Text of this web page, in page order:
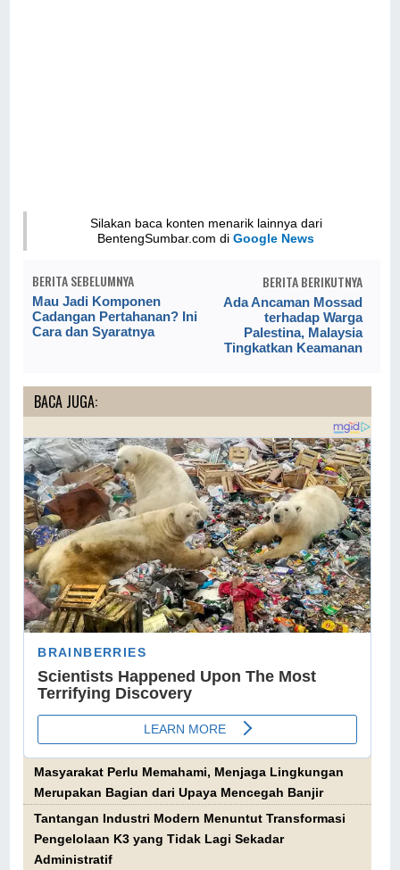
Silakan baca konten menarik lainnya dari
BentengSumbar.com diGoogle News
BERITA SEBELUMNYA
Mau Jadi Komponen
Cadangan Pertahanan? Ini
Cara dan Syaratnya
BERITA BERIKUTNYA
Ada Ancaman Mossad
terhadap Warga
Palestina, Malaysia
Tingkatkan Keamanan
BACA JUGA:
Masyarakat Perlu Memahami, Menjaga Lingkungan
Merupakan Bagian dari Upaya Mencegah Banjir
Tantangan Industri Modern Menuntut Transformasi
Pengelolaan K3 yang Tidak Lagi Sekadar
Administratif